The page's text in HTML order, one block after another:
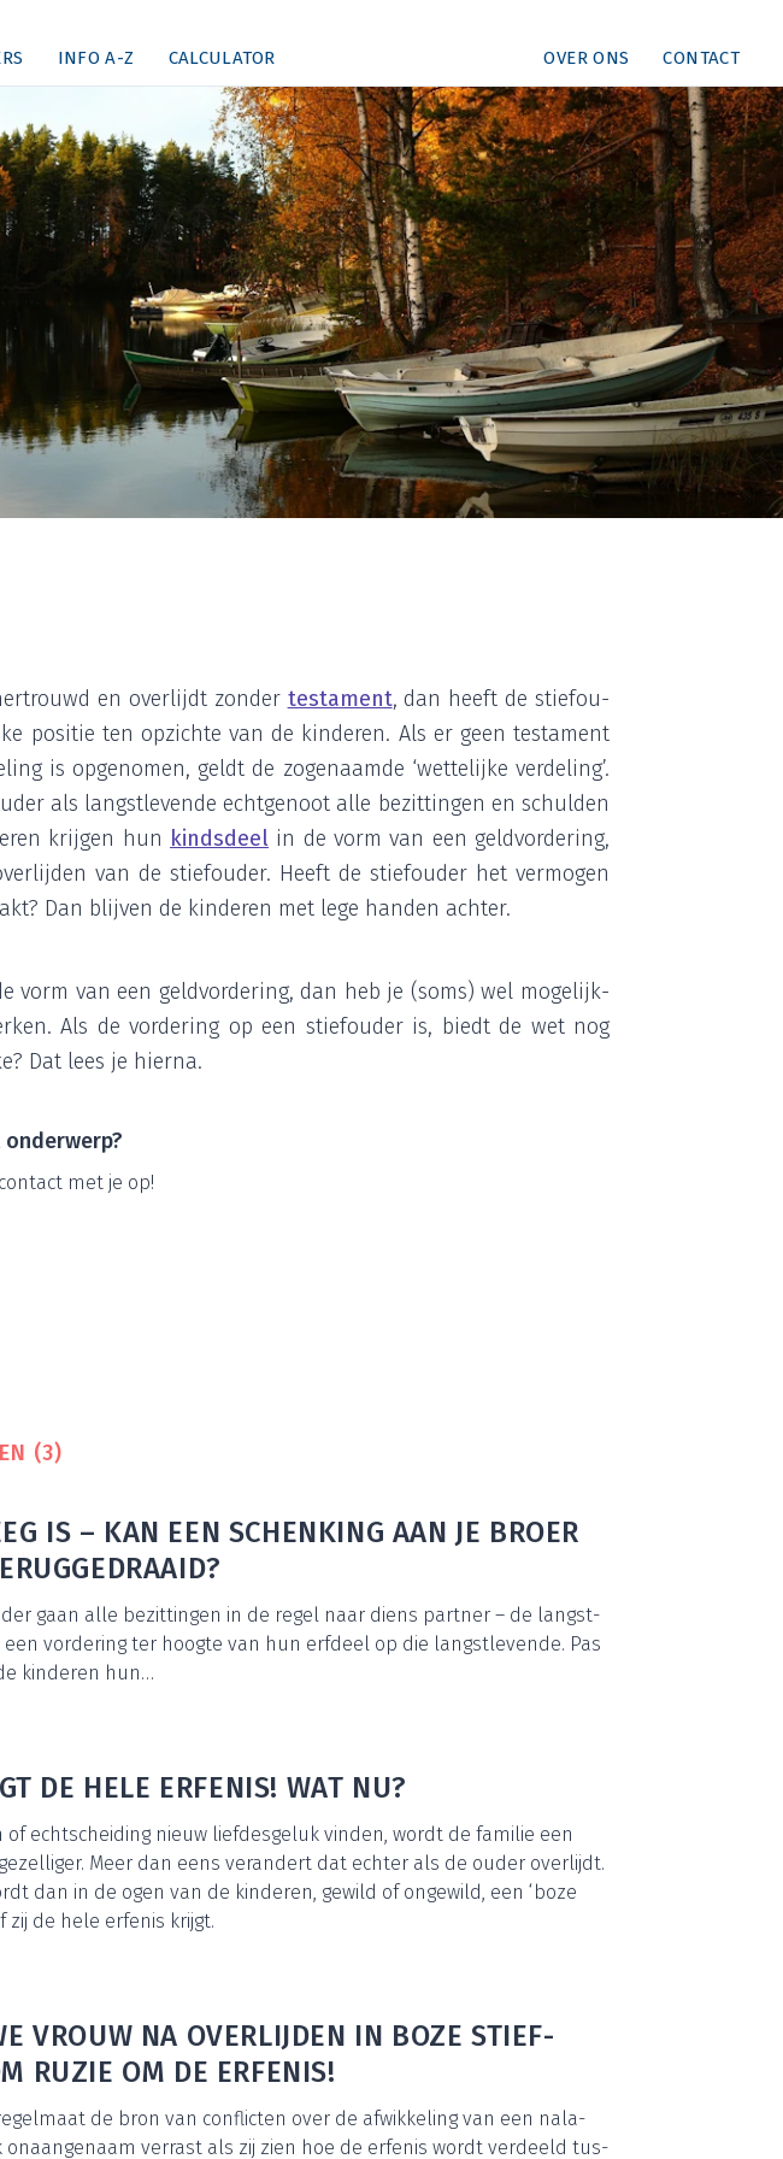
INFO A-Z CALCULATOR OVER ONS CONTACT
en over­lijdt zon­der tes­ta­ment, dan heeft de stief­ou­
posi­tie ten opzich­te van de kin­de­ren. Als er geen tes­ta­ment
is opge­no­men, geldt de zoge­naam­de ‘wet­te­lij­ke ver­de­ling’.
als langst­le­ven­de echt­ge­noot alle bezit­tin­gen en schul­den
krij­gen hun kinds­deel in de vorm van een geld­vor­de­ring,
van de stief­ou­der. Heeft de stief­ou­der het ver­mo­gen
Dan blij­ven de kin­de­ren met lege han­den achter.
vorm van een geld­vor­de­ring, dan heb je (soms) wel moge­lijk­
Als de vor­de­ring op een stief­ou­der is, biedt de wet nog
Dat lees je hierna.
met je op!
(3)
IS – KAN EEN SCHEN­KING AAN JE BROER
gaan alle bezit­tin­gen in de regel naar diens part­ner – de langst­
een vor­de­ring ter hoog­te van hun erf­deel op die langst­le­ven­de. Pas
kin­de­ren hun…
DE HELE ERFE­NIS! WAT NU?
echt­schei­ding nieuw lief­des­ge­luk vin­den, wordt de fami­lie een
Meer dan eens ver­an­dert dat ech­ter als de ouder over­lijdt.
dan in de ogen van de kin­de­ren, gewild of onge­wild, een ‘boze
zij de hele erfe­nis krijgt.
VROUW NA OVER­LIJ­DEN IN BOZE STIEF­
RUZIE OM DE ERFENIS!
de bron van con­flic­ten over de afwik­ke­ling van een nala­
onaan­ge­naam ver­rast als zij zien hoe de erfe­nis wordt ver­deeld tus­